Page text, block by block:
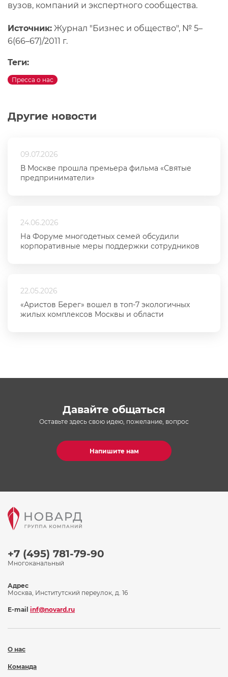
Другие новости
09.07.2026
В Москве прошла премьера фильма «Святые
предприниматели»
24.06.2026
На Форуме многодетных семей обсудили
корпоративные меры поддержки сотрудников
22.05.2026
«Аристов Берег» вошел в топ-7 экологичных
жилых комплексов Москвы и области
вузов, компаний и экспертного сообщества.
Источник: Журнал "Бизнес и общество", № 5–
6(66–67)/2011 г.
Теги:
Пресса о нас
Давайте общаться
Оставьте здесь свою идею, пожелание, вопрос
Напишите нам
+7 (495) 781-79-90
Многоканальный
О нас
Команда
Адрес
Москва, Институтский переулок, д. 16
E-mail inf@novard.ru